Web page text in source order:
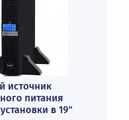
источник
питания
в 19"